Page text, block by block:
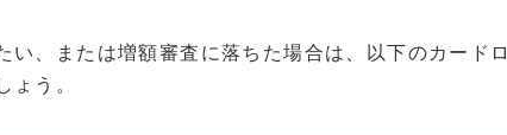
い、または増額審査に落ちた場合は、以下のカードロ
ょう。